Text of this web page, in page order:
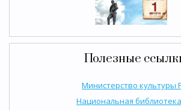
Полезные
Министерство культуры
Национальная